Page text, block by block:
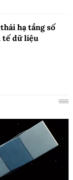
hạ tầng số
tế dữ liệu